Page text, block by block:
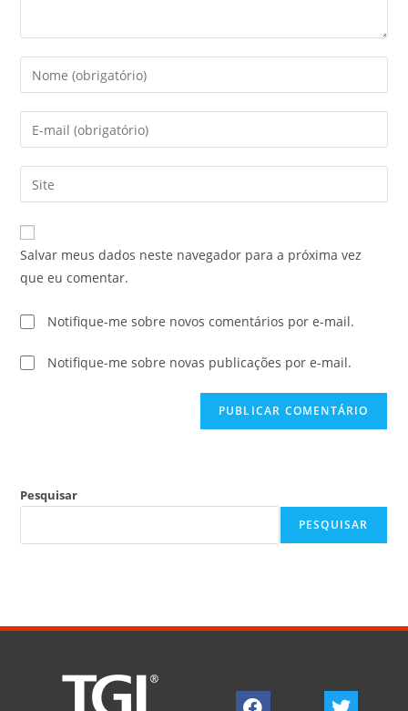
Salvar meus dados neste navegador para a próxima vez
que eu comentar.
Notifique-me sobre novos comentários por e-mail.
Notifique-me sobre novas publicações por e-mail.
Pesquisar
PESQUISAR